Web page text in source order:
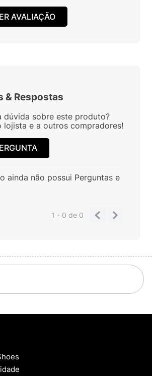
AVALIAÇÃO
& Respostas
dúvida sobre este produto?
lojista e a outros compradores!
ainda não possui Perguntas e
1 - 0de 0